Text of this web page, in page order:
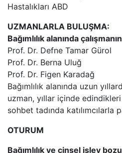
Hastalıkları ABD
UZMANLARLA BULUŞMA:
Bağımlılık alanında
Prof. Dr. Defne Tamar Gürol
Prof. Dr. Berna Uluğ
Prof. Dr. Figen Karadağ
Bağımlılık alanında uzun
uzman, yıllar içinde
sohbet tadında katılımcılarla
OTURUM
Bağımlılık ve cinsel işlev